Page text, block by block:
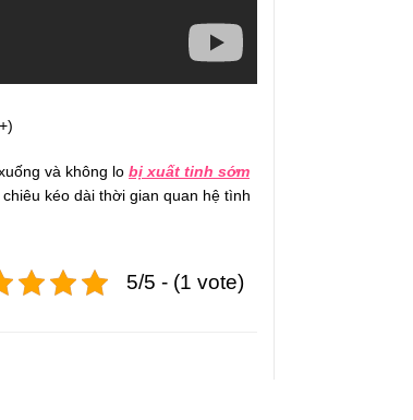
và không lo bị xuất tinh sớm
kéo dài thời gian quan hệ tình
5/5 - (1 vote)